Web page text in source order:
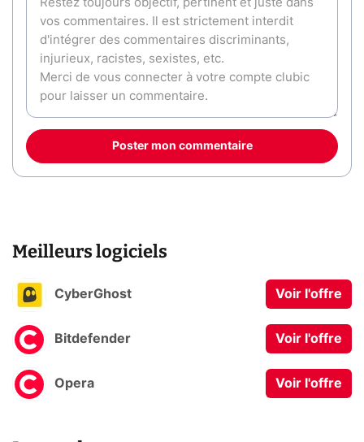
Poster mon commentaire
Meilleurs logiciels
CyberGhost Voir l'offre
Bitdefender Voir l'offre
Opera Voir l'offre